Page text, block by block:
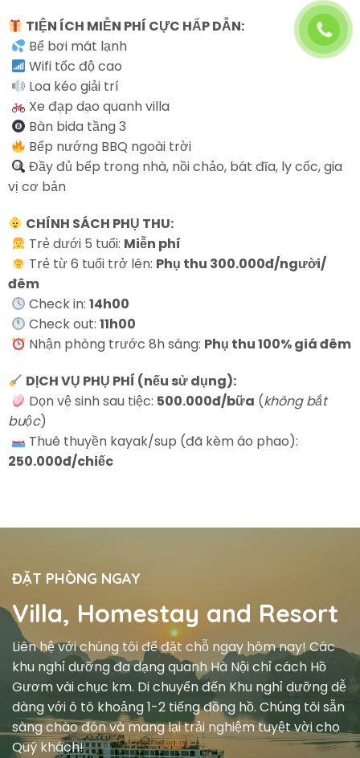
TIỆN ÍCH MIỄN PHÍ CỰC HẤP DẪN:
Bể bơi mát lạnh
Wifi tốc độ cao
Loa kéo giải trí
Xe đạp dạo quanh villa
Bàn bida tầng 3
Bếp nướng BBQ ngoài trời
Đầy đủ bếp trong nhà, nồi chảo, bát đĩa, ly cốc, gia
vị cơ bản
CHÍNH SÁCH PHỤ THU:
Trẻ dưới 5 tuổi: Miễn phí
Trẻ từ 6 tuổi trở lên: Phụ thu 300.000đ/người/
đêm
Check in:14h00
Check out:11h00
Nhận phòng trước 8h sáng: Phụ thu 100% giá đêm
DỊCH VỤ PHỤ PHÍ (nếu sử dụng):
Dọn vệ sinh sau tiệc: 500.000đ/bữa (không bắt
buộc)
Thuê thuyền kayak/sup (đã kèm áo phao):
250.000đ/chiếc
ĐẶT PHÒNG NGAY
Villa, Homestay and Resort
Liên hệ với chúng tôi để đặt chỗ ngay hôm nay! Các
khu nghỉ dưỡng đa dạng quanh Hà Nội chỉ cách Hồ
Gươm vài chục km. Di chuyển đến Khu nghỉ dưỡng dễ
dàng với ô tô khoảng 1-2 tiếng đồng hồ. Chúng tôi sẵn
sàng chào đón và mang lại trải nghiệm tuyệt vời cho
Quý khách!